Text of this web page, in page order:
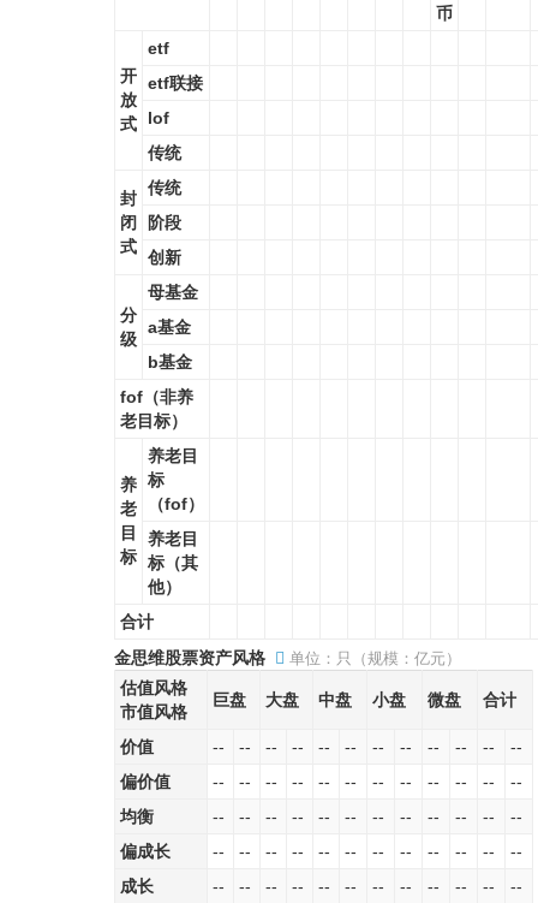
币
开
放
式
etf
etf联接
lof
传统
封
闭
式
传统
阶段
创新
分
级
母基金
a基金
b基金
fof（非养
老目标）
养
老
目
标
养老目
标
（fof）
养老目
标（其
他）
合计
金思维股票资产风格
单位：只（规模：亿元）
估值风格
市值风格
巨盘 大盘 中盘 小盘 微盘 合计
价值 -- -- -- -- -- -- -- -- -- -- --
--
偏价值
-- -- -- -- -- -- -- -- -- -- --
--
均衡
-- -- -- -- -- -- -- -- -- -- --
--
偏成长
-- -- -- -- -- -- -- -- -- -- --
--
成长
-- -- -- -- -- -- -- -- -- -- -- --